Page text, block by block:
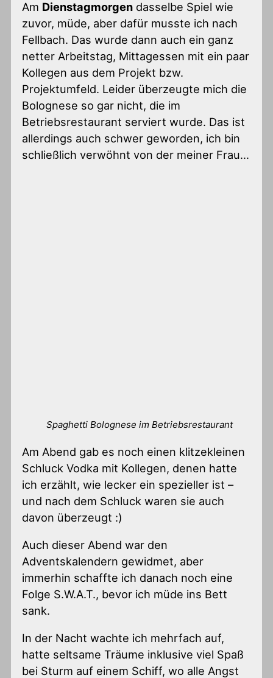
Am Dienstagmorgen dasselbe Spiel wie
zuvor, müde, aber dafür musste ich nach
Fellbach. Das wurde dann auch ein ganz
netter Arbeitstag, Mittagessen mit ein paar
Kollegen aus dem Projekt bzw.
Projektumfeld. Leider überzeugte mich die
Bolognese so gar nicht, die im
Betriebsrestaurant serviert wurde. Das ist
allerdings auch schwer geworden, ich bin
schließlich verwöhnt von der meiner Frau…
Spaghetti Bolognese im Betriebsrestaurant
Am Abend gab es noch einen klitzekleinen
Schluck Vodka mit Kollegen, denen hatte
ich erzählt, wie lecker ein spezieller ist –
und nach dem Schluck waren sie auch
davon überzeugt :)
Auch dieser Abend war den
Adventskalendern gewidmet, aber
immerhin schaffte ich danach noch eine
Folge S.W.A.T., bevor ich müde ins Bett
sank.
In der Nacht wachte ich mehrfach auf,
hatte seltsame Träume inklusive viel Spaß
bei Sturm auf einem Schiff, wo alle Angst